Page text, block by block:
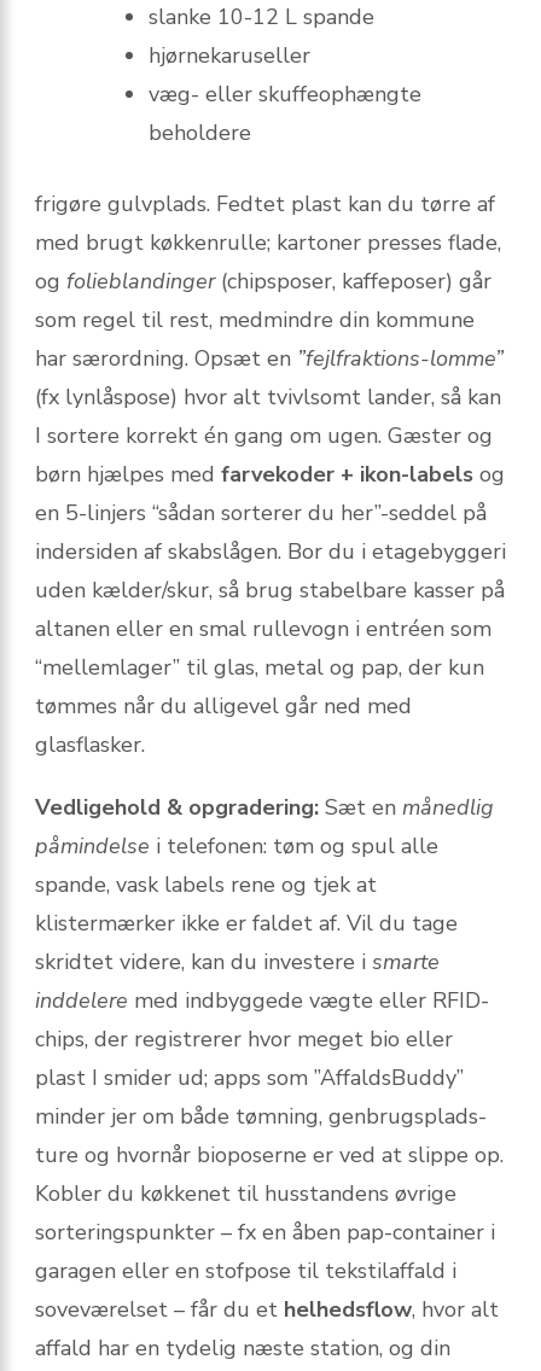
slanke 10-12 L spande
hjørnekaruseller
væg- eller skuffeophængte
beholdere
frigøre gulvplads. Fedtet plast kan du tørre af
med brugt køkkenrulle; kartoner presses flade,
og folieblandinger(chipsposer, kaffeposer) går
som regel til rest, medmindre din kommune
har særordning. Opsæt en ”fejlfraktions-lomme”
(fx lynlåspose) hvor alt tvivlsomt lander, så kan
I sortere korrekt én gang om ugen. Gæster og
børn hjælpes med farvekoder + ikon-labels og
en 5-linjers “sådan sorterer du her”-seddel på
indersiden af skabslågen. Bor du i etagebyggeri
uden kælder/skur, så brug stabelbare kasser på
altanen eller en smal rullevogn i entréen som
“mellemlager” til glas, metal og pap, der kun
tømmes når du alligevel går ned med
glasflasker.
Vedligehold & opgradering: Sæt en månedlig
påmindelse i telefonen: tøm og spul alle
spande, vask labels rene og tjek at
klistermærker ikke er faldet af. Vil du tage
skridtet videre, kan du investere i smarte
inddelere med indbyggede vægte eller RFID-
chips, der registrerer hvor meget bio eller
plast I smider ud; apps som ”AffaldsBuddy”
minder jer om både tømning, genbrugsplads-
ture og hvornår bioposerne er ved at slippe op.
Kobler du køkkenet til husstandens øvrige
sorteringspunkter – fx en åben pap-container i
garagen eller en stofpose til tekstilaffald i
soveværelset – får du et helhedsflow, hvor alt
affald har en tydelig næste station, og din